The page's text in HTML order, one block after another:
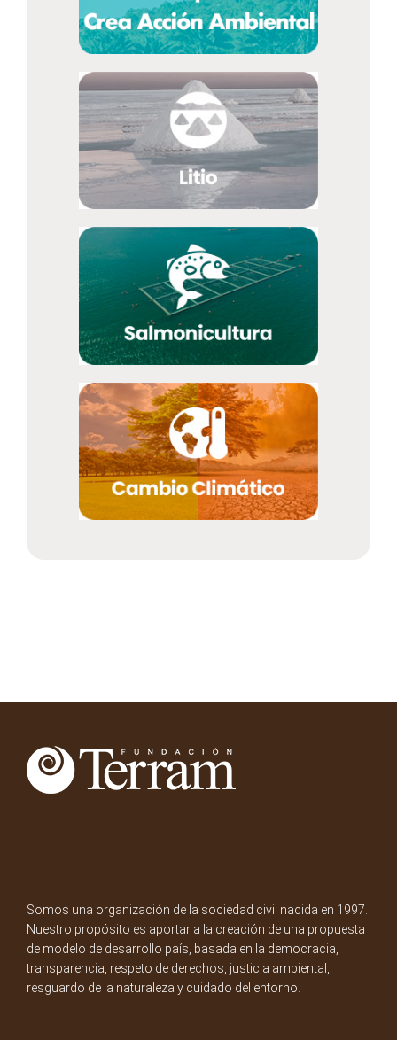
Somos una organización de la sociedad civil nacida en 1997.
Nuestro propósito es aportar a la creación de una propuesta
de modelo de desarrollo país, basada en la democracia,
transparencia, respeto de derechos, justicia ambiental,
resguardo de la naturaleza y cuidado del entorno.